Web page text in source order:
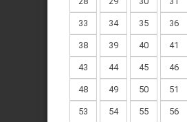
33 34 35 36
38 39 40 41
43 44 45 46
48 49 50 51
53 54 55 56